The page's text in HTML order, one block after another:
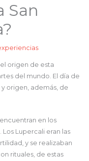
San
origen de esta
del mundo. El día de
origen, además, de
en los
Lupercali eran las
y se realizaban
rituales, de estas